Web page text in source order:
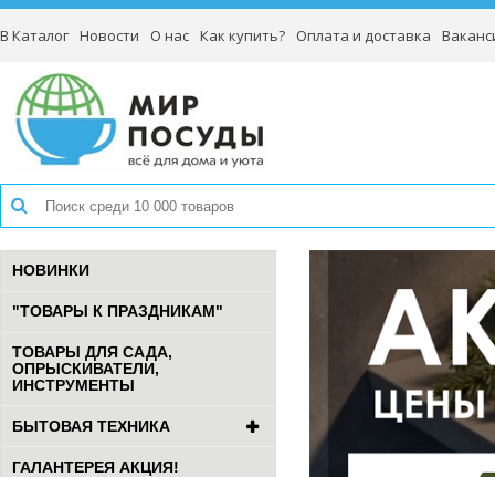
В Каталог Новости О нас Как купить? Оплата и доставка
НОВИНКИ
"ТОВАРЫ К ПРАЗДНИКАМ"
ТОВАРЫ ДЛЯ САДА,
ОПРЫСКИВАТЕЛИ,
ИНСТРУМЕНТЫ
БЫТОВАЯ ТЕХНИКА
ГАЛАНТЕРЕЯ АКЦИЯ!